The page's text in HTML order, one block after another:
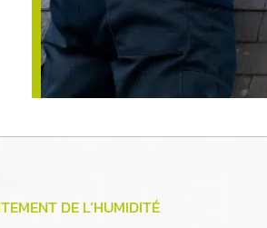
DE L’HUMIDITÉ